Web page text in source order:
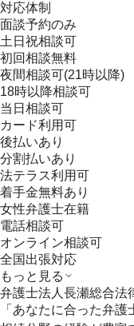
対応体制
面談予約のみ
土日祝相談可
初回相談無料
夜間相談可(21時以降)
18時以降相談可
当日相談可
カード利用可
後払いあり
分割払いあり
法テラス利用可
着手金無料あり
女性弁護士在籍
電話相談可
オンライン相談可
全国出張対応
もっと見る
弁護士法人長瀬総合法
「あなたに合った弁護